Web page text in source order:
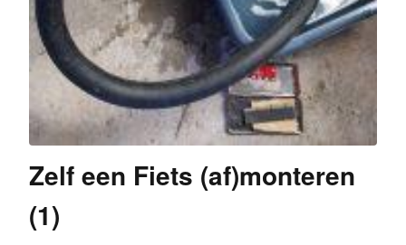
Zelf een Fiets (af)monteren
(1)